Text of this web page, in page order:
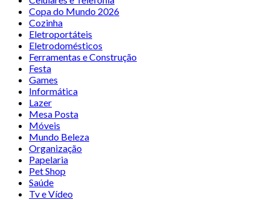
Copa do Mundo 2026
Cozinha
Eletroportáteis
Eletrodomésticos
Ferramentas e Construção
Festa
Games
Informática
Lazer
Mesa Posta
Móveis
Mundo Beleza
Organização
Papelaria
Pet Shop
Saúde
Tv e Vídeo